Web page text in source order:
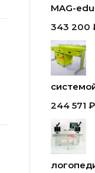
MAG-
343 200
244 571 ₽